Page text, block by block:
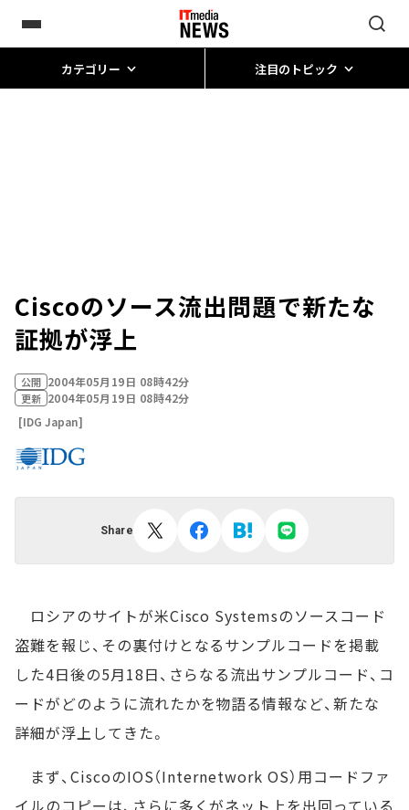
カテゴリー 注目のトピック
Ciscoのソース流出問題で新たな
証拠が浮上
公開 2004年05月19日 08時42分
更新 2004年05月19日 08時42分
[IDG Japan]
Share
ロシアのサイトが米Cisco Systemsのソースコード
盗難を報じ、その裏付けとなるサンプルコードを掲載
した4日後の5月18日、さらなる流出サンプルコード、コ
ードがどのように流れたかを物語る情報など、新たな
詳細が浮上してきた。
まず、CiscoのIOS（Internetwork OS）用コードファ
イルのコピーは、さらに多くがネット上を出回っている